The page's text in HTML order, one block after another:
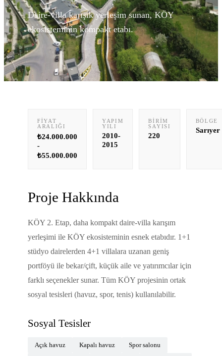
Daire-villa karışık yerleşim sunan, KÖY
ekosisteminin kompakt etabı.
FIYAT
ARALIĞI
₺24.000.000
-
₺55.000.000
YAPIM
YILI
2010-
2015
BIRIM
SAYISI
220
BÖLGE
Sarıyer
Proje Hakkında
KÖY 2. Etap, daha kompakt daire-villa karışım
yerleşimi ile KÖY ekosisteminin esnek etabıdır. 1+1
stüdyo dairelerden 4+1 villalara uzanan geniş
portföyü ile bekar/çift, küçük aile ve yatırımcılar için
farklı seçenekler sunar. Tüm KÖY projesinin ortak
sosyal tesisleri (havuz, spor, tenis) kullanılabilir.
Sosyal Tesisler
Açık havuz Kapalı havuz Spor salonu